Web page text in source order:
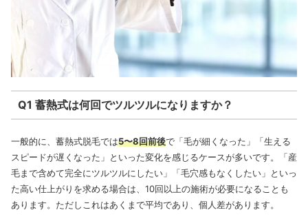
Q1 蓄熱式は何回でツルツルになりますか？
一般的に、蓄熱式脱毛では5〜8回前後で「毛が細くなった」「生える
スピードが遅くなった」といった変化を感じるケースが多いです。「産
毛まで含めて完全にツルツルにしたい」「毛穴感もなくしたい」といっ
た高い仕上がりを求める場合は、10回以上の施術が必要になることも
あります。ただしこれはあくまで平均であり、個人差があります。